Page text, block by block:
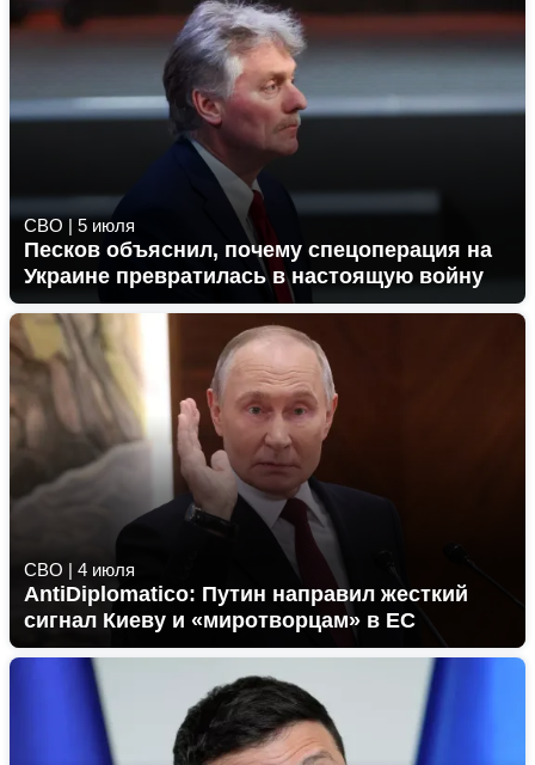
СВО | 5 июля
Песков объяснил, почему спецоперация на
Украине превратилась в настоящую войну
СВО | 4 июля
AntiDiplomatico: Путин направил жесткий
сигнал Киеву и «миротворцам» в ЕС